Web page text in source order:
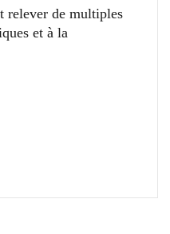
relever de multiples
et à la